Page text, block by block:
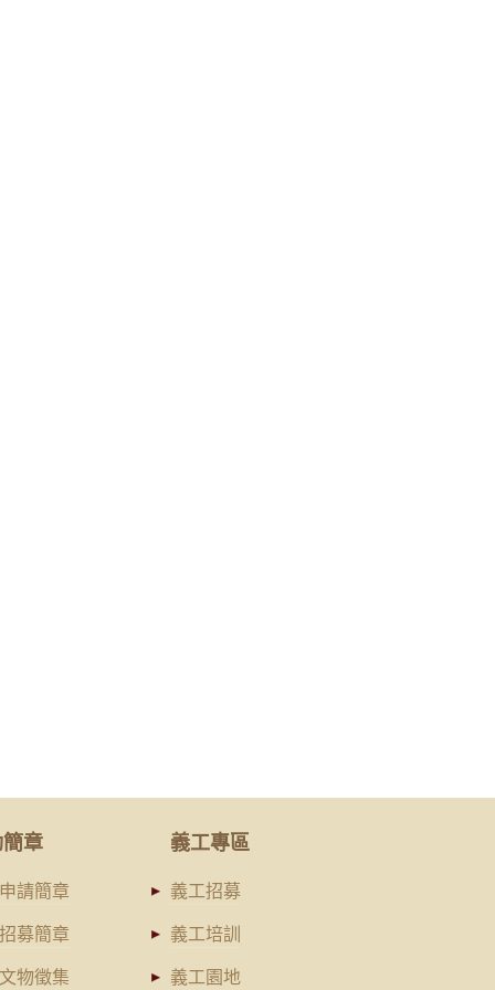
章
請簡章
募簡章
物徵集
義工專區
義工招募
義工培訓
義工園地